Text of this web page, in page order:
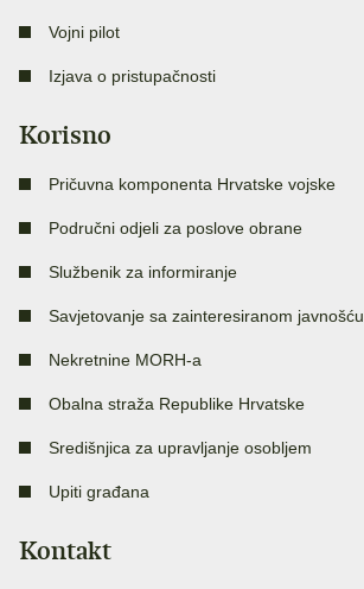
Vojni pilot
Izjava o pristupačnosti
Korisno
Pričuvna komponenta Hrvatske vojske
Područni odjeli za poslove obrane
Službenik za informiranje
Savjetovanje sa zainteresiranom javnošću
Nekretnine MORH-a
Obalna straža Republike Hrvatske
Središnjica za upravljanje osobljem
Upiti građana
Kontakt